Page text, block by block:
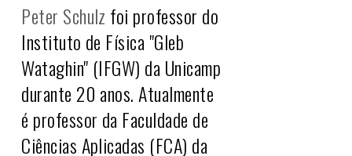
Peter Schulz foi professor do
Instituto de Física "Gleb
Wataghin" (IFGW) da Unicamp
durante 20 anos. Atualmente
é professor da Faculdade de
Ciências Aplicadas (FCA) da